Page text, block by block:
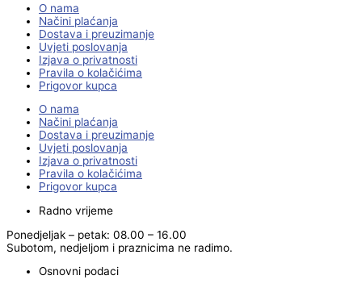
O nama
Načini plaćanja
Dostava i preuzimanje
Uvjeti poslovanja
Izjava o privatnosti
Pravila o kolačićima
Prigovor kupca
O nama
Načini plaćanja
Dostava i preuzimanje
Uvjeti poslovanja
Izjava o privatnosti
Pravila o kolačićima
Prigovor kupca
Radno vrijeme
Ponedjeljak – petak: 08.00 – 16.00
Subotom, nedjeljom i praznicima ne radimo.
Osnovni podaci